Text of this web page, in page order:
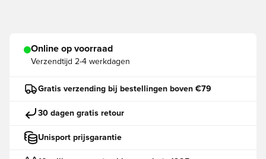
Online op voorraad
Verzendtijd 2-4 werkdagen
Gratis verzending bij bestellingen boven €79
30 dagen gratis retour
Unisport prijsgarantie